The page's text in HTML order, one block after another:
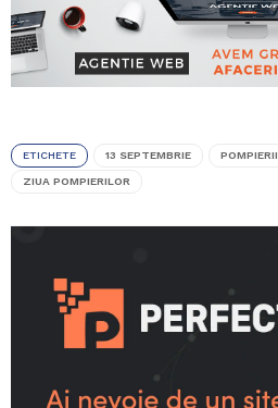
ETICHETE 13 SEPTEMBRIE
ZIUA POMPIERILOR